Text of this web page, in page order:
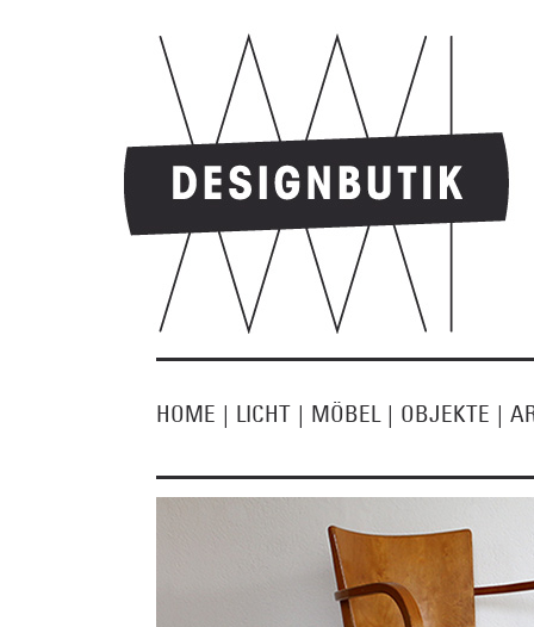
HOME | LICHT | MÖBEL | OBJEKTE |